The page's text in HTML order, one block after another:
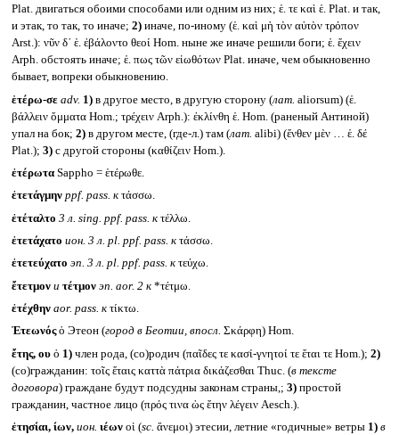
Plat. двигаться обоими способами или одним из них; ἑ. τε καὶ ἑ. Plat. и так,
и этак, то так, то иначе; 2)иначе, по-иному (ἑ. καὶ μὴ τὸν αὐτὸν τρόπον
Arst.): νῦν δ᾽ ἑ. ἐβάλοντο θεοί Hom. ныне же иначе решили боги; ἑ. ἔχειν
Arph. обстоять иначе; ἑ. πως τῶν εἰωθότων Plat. иначе, чем обыкновенно
бывает, вопреки обыкновению.
ἑτέρω-σε adv. 1)в другое место, в другую сторону (лат. aliorsum) (ἑ.
βάλλειν ὄμματα Hom.; τρέχειν Arph.): ἐκλίνθη ἑ. Hom. (раненый Антиной)
упал на бок; 2)в другом месте, (где-л.) там (лат. alibi) (ἔνθεν μὲν … ἑ. δέ
Plat.); 3)с другой стороны (καθίζειν Hom.).
ἐτέρωταSappho = ἑτέρωθε.
ἐτετάγμην ppf. pass. кτάσσω.
ἐτέταλτο 3 л. sing. ppf. pass. кτέλλω.
ἐτετάχατο ион. 3 л. pl. ppf. pass. кτάσσω.
ἐτετεύχατο эп. 3 л. pl. ppf. pass. кτεύχω.
ἔτετμον и τέτμον эп. aor. 2 к*τέτμω.
ἐτέχθην aor. pass. кτίκτω.
Ἐτεωνόςὁ Этеон (город в Беотии, впосл. Σκάρφη) Hom.
ἔτης, ουὁ 1)член рода, (со)родич (παῖδες τε κασί-γνητοί τε ἔται τε Hom.); 2)
(со)гражданин: τοῖς ἔταις καττὰ πάτρια δικάζεσθαι Thuc. (в тексте
договора) граждане будут подсудны законам страны,; 3)простой
гражданин, частное лицо (πρός τινα ὡς ἔτην λέγειν Aesch.).
ἐτησίαι, ίων, ион. ιέων οἱ (sc. ἄνεμοι) этесии, летние «годичные» ветры 1) в